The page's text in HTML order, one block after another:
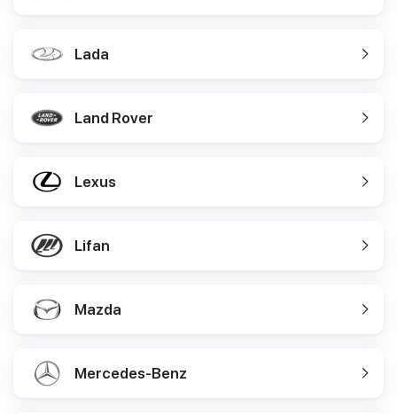
Lada
Land Rover
Lexus
Lifan
Mazda
Mercedes-Benz